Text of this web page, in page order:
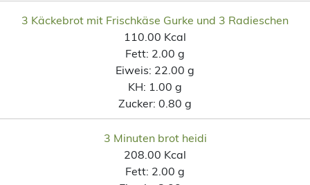
3 Käckebrot mit Frischkäse Gurke und 3 Radieschen
110.00 Kcal
Fett: 2.00 g
Eiweis: 22.00 g
KH: 1.00 g
Zucker: 0.80 g
3 Minuten brot heidi
208.00 Kcal
Fett: 2.00 g